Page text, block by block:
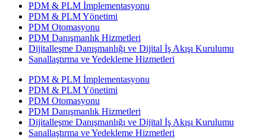
PDM & PLM İmplementasyonu
PDM & PLM Yönetimi
PDM Otomasyonu
PDM Danışmanlık Hizmetleri
Dijitalleşme Danışmanlığı ve Dijital İş Akışı Kurulumu
Sanallaştırma ve Yedekleme Hizmetleri
PDM & PLM İmplementasyonu
PDM & PLM Yönetimi
PDM Otomasyonu
PDM Danışmanlık Hizmetleri
Dijitalleşme Danışmanlığı ve Dijital İş Akışı Kurulumu
Sanallaştırma ve Yedekleme Hizmetleri